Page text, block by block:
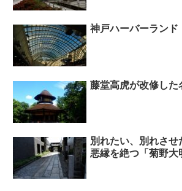
神戸ハーバーランド
藤堂高虎が改修し
別れたい、別れさ
悪縁を絶つ「菊野大